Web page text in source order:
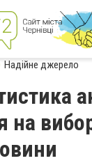
Надійне джерело
на